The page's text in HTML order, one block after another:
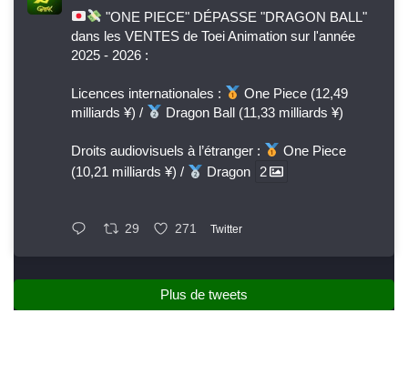
"ONE PIECE" DÉPASSE "DRAGON BALL"
dans les VENTES de Toei Animation sur l'année
2025 - 2026 :
Licences internationales :
One Piece (12,49
milliards ¥) /
Dragon Ball (11,33 milliards ¥)
Droits audiovisuels à l’étranger :
One Piece
(10,21 milliards ¥) /
Dragon 2
29 271 Twitter
Plus de tweets